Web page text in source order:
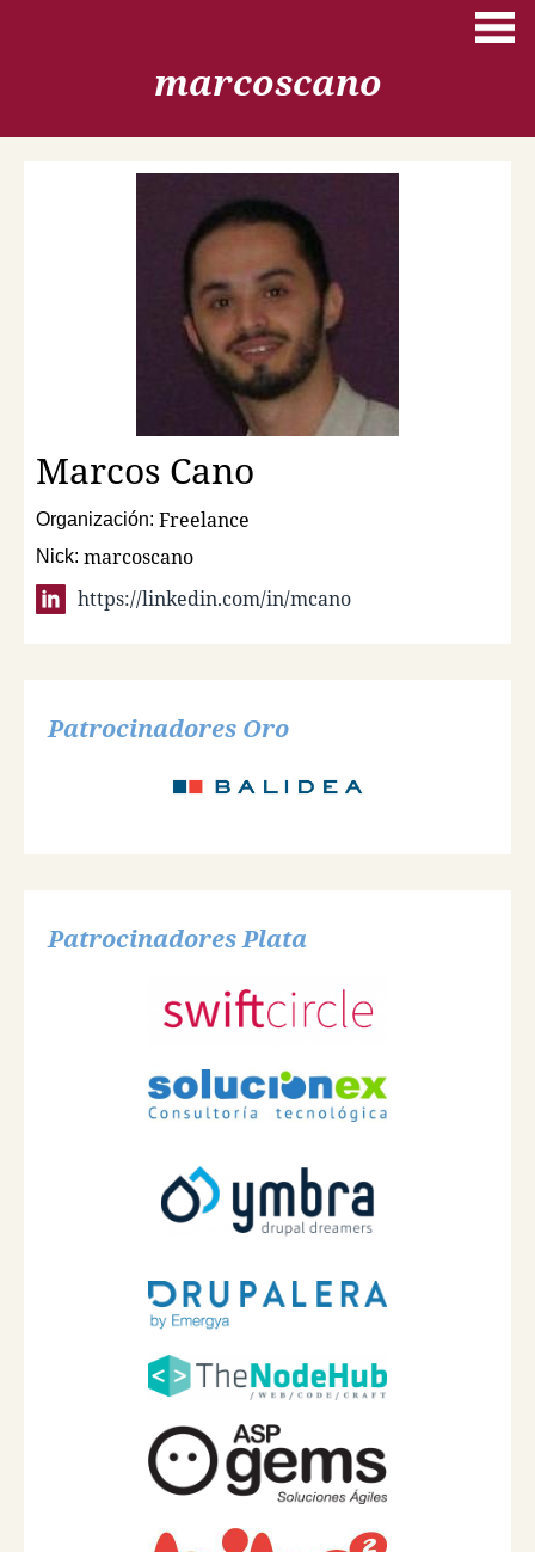
marcoscano
Marcos Cano
Organización: Freelance
Nick: marcoscano
https://linkedin.com/in/mcano
Patrocinadores Oro
Patrocinadores Plata